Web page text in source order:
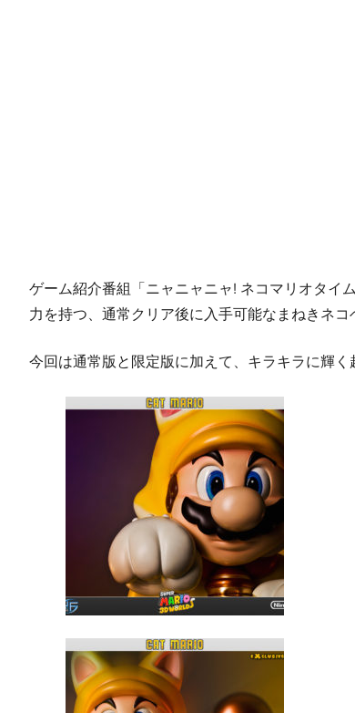
ゲーム紹介番組「ニャニャニャ! ネコマリオタイ
力を持つ、通常クリア後に入手可能なまねきネ
今回は通常版と限定版に加えて、キラキラに輝